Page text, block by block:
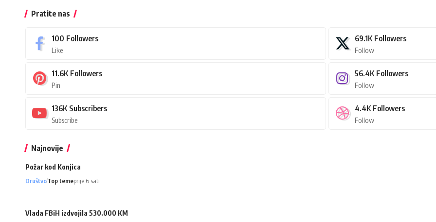
Pratite nas
100 Followers
Like
69.1K Followers
Follow
11.6K Followers
Pin
56.4K Followers
Follow
136K Subscribers
Subscribe
4.4K Followers
Follow
Najnovije
Požar kod Konjica
DruštvoTop temeprije 6 sati
Vlada FBiH izdvojila 530.000 KM